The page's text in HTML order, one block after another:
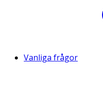
Vanliga frågor